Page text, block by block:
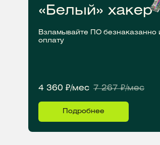
«Белый» хакер
Взламывайте ПО безнаказанно
оплату
4 360 ₽/мес 7 267 ₽/мес
Подробнее